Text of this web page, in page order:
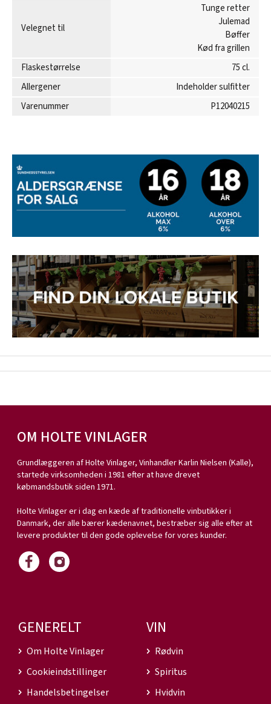
Velegnet til
Tunge retter
Julemad
Bøffer
Kød fra grillen
Flaskestørrelse
75 cl.
Allergener
Indeholder sulfitter
Varenummer
P12040215
OM HOLTE VINLAGER
Grundlæggeren af Holte Vinlager, Vinhandler Karlin Nielsen (Kalle),
startede virksomheden i 1981 efter at have drevet
købmandsbutik siden 1971.
Holte Vinlager er i dag en kæde af traditionelle vinbutikker i
Danmark, der alle bærer kædenavnet, bestræber sig alle efter at
levere produkter til den gode oplevelse for vores kunder.
GENERELT
Om Holte Vinlager
Cookieindstillinger
Handelsbetingelser
VIN
Rødvin
Spiritus
Hvidvin